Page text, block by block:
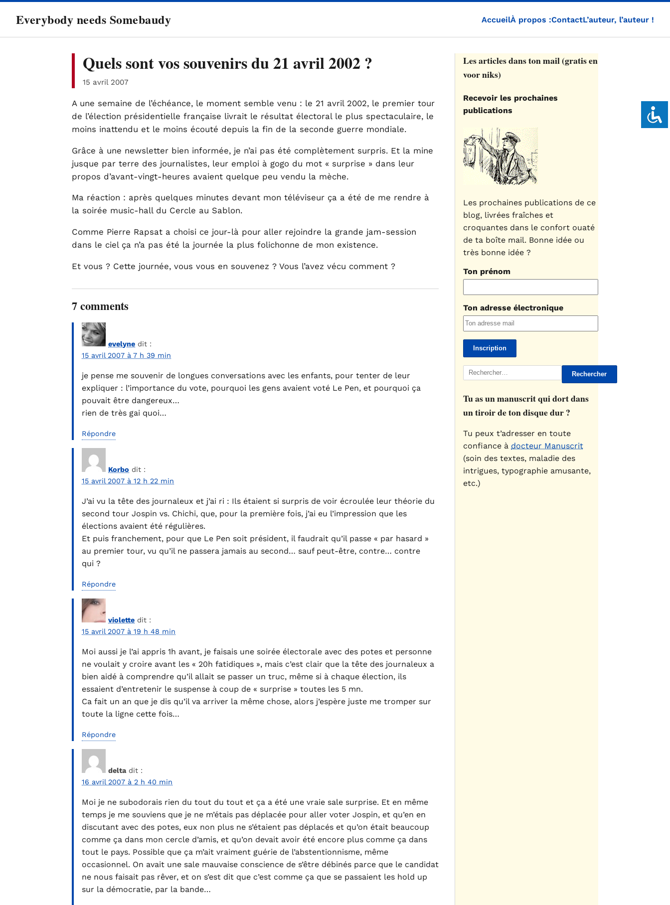
Everybody needs Somebaudy AccueilÀ propos :ContactL’auteur, l’auteur !
Quels sont vos souvenirs du 21 avril 2002 ?
15 avril 2007
A une semaine de l’échéance, le moment semble venu : le 21 avril 2002, le premier tour
de l’élection présidentielle française livrait le résultat électoral le plus spectaculaire, le
moins inattendu et le moins écouté depuis la fin de la seconde guerre mondiale.
Grâce à une newsletter bien informée, je n’ai pas été complètement surpris. Et la mine
jusque par terre des journalistes, leur emploi à gogo du mot « surprise » dans leur
propos d’avant-vingt-heures avaient quelque peu vendu la mèche.
Ma réaction : après quelques minutes devant mon téléviseur ça a été de me rendre à
la soirée music-hall du Cercle au Sablon.
Comme Pierre Rapsat a choisi ce jour-là pour aller rejoindre la grande jam-session
dans le ciel ça n’a pas été la journée la plus folichonne de mon existence.
Et vous ? Cette journée, vous vous en souvenez ? Vous l’avez vécu comment ?
7 comments
evelyne dit :
15 avril 2007 à 7 h 39 min
je pense me souvenir de longues conversations avec les enfants, pour tenter de leur
expliquer : l’importance du vote, pourquoi les gens avaient voté Le Pen, et pourquoi ça
pouvait être dangereux…
rien de très gai quoi…
Répondre
Korbo dit :
15 avril 2007 à 12 h 22 min
J’ai vu la tête des journaleux et j’ai ri : Ils étaient si surpris de voir écroulée leur théorie du
second tour Jospin vs. Chichi, que, pour la première fois, j’ai eu l’impression que les
élections avaient été régulières.
Et puis franchement, pour que Le Pen soit président, il faudrait qu’il passe « par hasard »
au premier tour, vu qu’il ne passera jamais au second… sauf peut-être, contre… contre
qui ?
Répondre
violette dit :
15 avril 2007 à 19 h 48 min
Moi aussi je l’ai appris 1h avant, je faisais une soirée électorale avec des potes et personne
ne voulait y croire avant les « 20h fatidiques », mais c’est clair que la tête des journaleux a
bien aidé à comprendre qu’il allait se passer un truc, même si à chaque élection, ils
essaient d’entretenir le suspense à coup de « surprise » toutes les 5 mn.
Ca fait un an que je dis qu’il va arriver la même chose, alors j’espère juste me tromper sur
toute la ligne cette fois…
Répondre
delta dit :
16 avril 2007 à 2 h 40 min
Moi je ne subodorais rien du tout du tout et ça a été une vraie sale surprise. Et en même
temps je me souviens que je ne m’étais pas déplacée pour aller voter Jospin, et qu’en en
discutant avec des potes, eux non plus ne s’étaient pas déplacés et qu’on était beaucoup
comme ça dans mon cercle d’amis, et qu’on devait avoir été encore plus comme ça dans
tout le pays. Possible que ça m’ait vraiment guérie de l’abstentionnisme, même
occasionnel. On avait une sale mauvaise conscience de s’être débinés parce que le candidat
ne nous faisait pas rêver, et on s’est dit que c’est comme ça que se passaient les hold up
sur la démocratie, par la bande…
Les articles dans ton mail (gratis en
voor niks)
Recevoir les prochaines
publications
Les prochaines publications de ce
blog, livrées fraîches et
croquantes dans le confort ouaté
de ta boîte mail. Bonne idée ou
très bonne idée ?
Ton prénom
Ton adresse électronique
Rechercher :
Tu as un manuscrit qui dort dans
un tiroir de ton disque dur ?
Tu peux t’adresser en toute
confiance à docteur Manuscrit
(soin des textes, maladie des
intrigues, typographie amusante,
etc.)